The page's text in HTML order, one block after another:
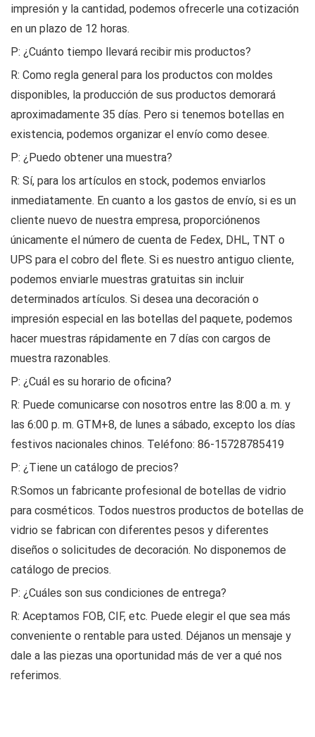
impresión y la cantidad, podemos ofrecerle una cotización
en un plazo de 12 horas.
P: ¿Cuánto tiempo llevará recibir mis productos?
R: Como regla general para los productos con moldes
disponibles, la producción de sus productos demorará
aproximadamente 35 días. Pero si tenemos botellas en
existencia, podemos organizar el envío como desee.
P: ¿Puedo obtener una muestra?
R: Sí, para los artículos en stock, podemos enviarlos
inmediatamente. En cuanto a los gastos de envío, si es un
cliente nuevo de nuestra empresa, proporciónenos
únicamente el número de cuenta de Fedex, DHL, TNT o
UPS para el cobro del flete. Si es nuestro antiguo cliente,
podemos enviarle muestras gratuitas sin incluir
determinados artículos. Si desea una decoración o
impresión especial en las botellas del paquete, podemos
hacer muestras rápidamente en 7 días con cargos de
muestra razonables.
P: ¿Cuál es su horario de oficina?
R: Puede comunicarse con nosotros entre las 8:00 a. m. y
las 6:00 p. m. GTM+8, de lunes a sábado, excepto los días
festivos nacionales chinos. Teléfono: 86-15728785419
P: ¿Tiene un catálogo de precios?
R:Somos un fabricante profesional de botellas de vidrio
para cosméticos. Todos nuestros productos de botellas de
vidrio se fabrican con diferentes pesos y diferentes
diseños o solicitudes de decoración. No disponemos de
catálogo de precios.
P: ¿Cuáles son sus condiciones de entrega?
R: Aceptamos FOB, CIF, etc. Puede elegir el que sea más
conveniente o rentable para usted. Déjanos un mensaje y
dale a las piezas una oportunidad más de ver a qué nos
referimos.